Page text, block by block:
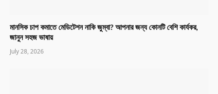
মানসিক চাপ কমাতে মেডিটেশন নাকি জুম্বা? আপনার জন্য কোনটি বেশি কার্যকর,
জানুন সহজ ভাষায়
July 28, 2026